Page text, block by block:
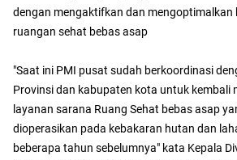
dengan mengaktifkan dan mengoptimalkan
ruangan sehat bebas asap
"Saat ini PMI pusat sudah berkoordinasi
Provinsi dan kabupaten kota untuk kembali
layanan sarana Ruang Sehat bebas asap
dioperasikan pada kebakaran hutan dan
beberapa tahun sebelumnya" kata Kepala